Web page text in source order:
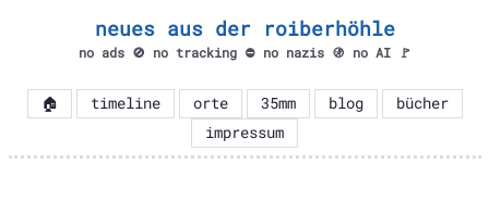
neues aus der roiberhöhle
no ads 🚫 no tracking ⛔ no nazis 🚯 no AI 🚩
🏠 timeline orte 35mm blog
bücher
impressum